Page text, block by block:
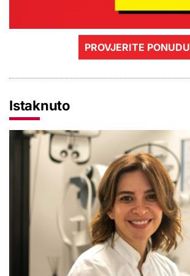
PROVJERITE PONUDU
Istaknuto